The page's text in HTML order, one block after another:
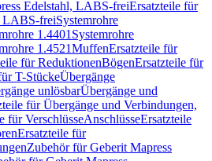
Edelstahl, LABS-freiErsatzteile für
LABS-freiSystemrohre
1.4401 Systemrohre
1.4521MuffenErsatzteile für
für ReduktionenBögenErsatzteile für
T-StückeÜbergänge
unlösbarÜbergänge und
für Übergänge und Verbindungen,
für VerschlüsseAnschlüsseErsatzteile
Ersatzteile für
Zubehör für Geberit Mapress